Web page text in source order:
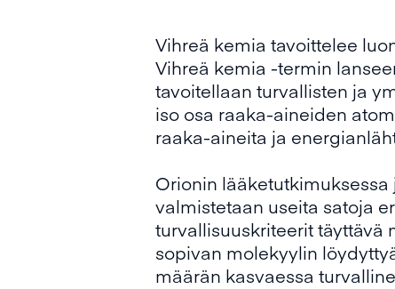
Vihreä kemia tavoittelee
Vihreä kemia -termin
tavoitellaan turvallisten ja
iso osa raaka-aineiden
raaka-aineita ja
Orionin
valmistetaan useita satoja
turvallisuuskriteerit täyttävä
sopivan molekyylin
määrän kasvaessa